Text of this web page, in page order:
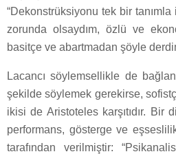
“Dekonstrüksiyonu tek bir
zorunda olsaydım, özlü ve
basitçe ve abartmadan şöyle
Lacancı söylemsellikle de
şekilde söylemek gerekirse,
ikisi de Aristoteles karşıtıdır. Bir
performans, gösterge ve
tarafından verilmiştir: